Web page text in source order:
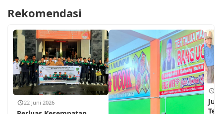
Rekomendasi
22 Juni 2026